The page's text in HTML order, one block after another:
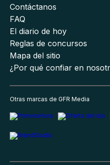
Contáctanos
FAQ
El diario de hoy
Reglas de concursos
Mapa del sitio
¿Por qué confiar en
Otras marcas de GFR Media